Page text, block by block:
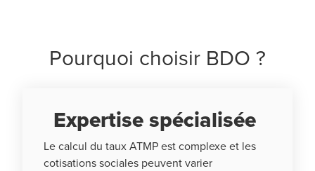
Pourquoi choisir BDO ?
Expertise spécialisée
Le calcul du taux ATMP est complexe et les
cotisations sociales peuvent varier